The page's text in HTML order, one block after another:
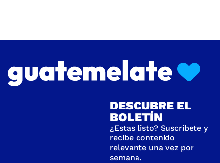
DESCUBRE EL
BOLETÍN
¿Estas listo? Suscríbete y
recibe contenido
relevante una vez por
semana.